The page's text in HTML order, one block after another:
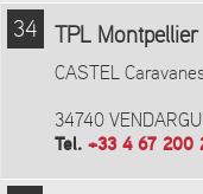
34 TPL Montpellier
CASTEL
34740
Tel. +33 4 67 200